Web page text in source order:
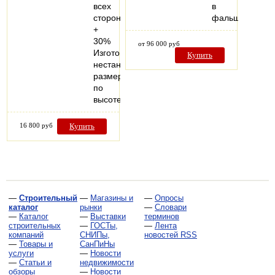
всех
сторон
+
30%
Изготовление
нестандартных
размеров
по
высоте…
16 800 руб Купить
в
фальшстену..
от 96 000 руб
Купить
— Строительный
каталог
— Каталог
строительных
компаний
— Товары и
услуги
— Статьи и
обзоры
— Магазины и
рынки
— Выставки
— ГОСТы,
СНИПы,
СанПиНы
— Новости
недвижимости
— Новости
— Опросы
— Словари
терминов
— Лента
новостей RSS